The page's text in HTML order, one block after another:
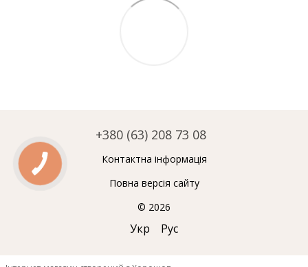
+380 (63) 208 73 08
Контактна інформація
Повна версія сайту
© 2026
Укр Рус